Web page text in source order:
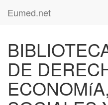
Eumed.net
DE